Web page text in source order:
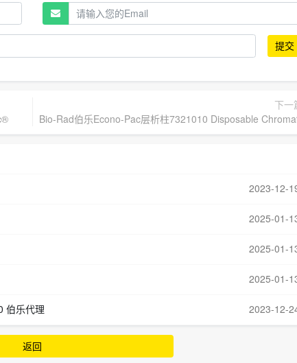
提交
下一
Bio-Rad伯乐Econo-Pac层析柱7321010 Disposable
2023-12-
2025-01-
2025-01-
2025-01-
伯乐代理 2023-12-
返回